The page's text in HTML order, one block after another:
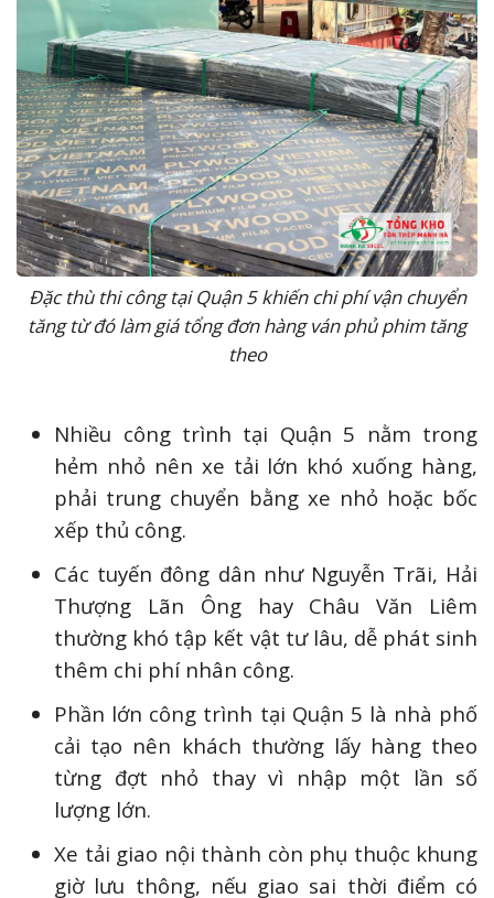
Đặc thù thi công tại Quận 5 khiến chi phí vận chuyển
tăng từ đó làm giá tổng đơn hàng ván phủ phim tăng
theo
Nhiều công trình tại Quận 5 nằm trong
hẻm nhỏ nên xe tải lớn khó xuống hàng,
phải trung chuyển bằng xe nhỏ hoặc bốc
xếp thủ công.
Các tuyến đông dân như Nguyễn Trãi, Hải
Thượng Lãn Ông hay Châu Văn Liêm
thường khó tập kết vật tư lâu, dễ phát sinh
thêm chi phí nhân công.
Phần lớn công trình tại Quận 5 là nhà phố
cải tạo nên khách thường lấy hàng theo
từng đợt nhỏ thay vì nhập một lần số
lượng lớn.
Xe tải giao nội thành còn phụ thuộc khung
giờ lưu thông, nếu giao sai thời điểm có